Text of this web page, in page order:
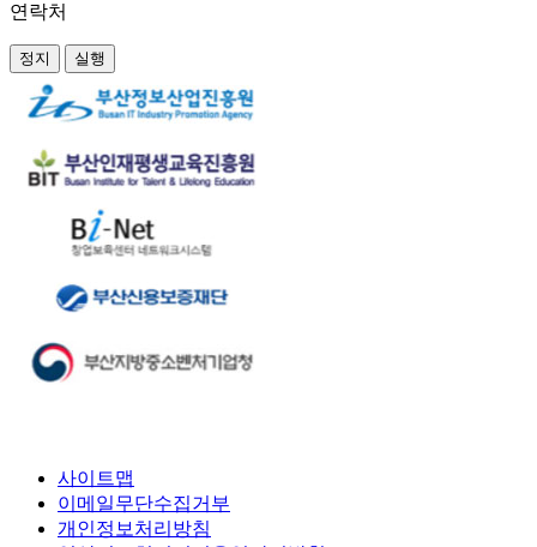
연락처
정지 실행
사이트맵
이메일무단수집거부
개인정보처리방침